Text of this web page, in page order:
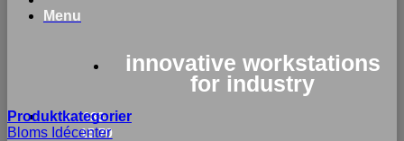
Menu
innovative workstations
for industry
033-
15 70
Produktkategorier
Bloms Idécenter